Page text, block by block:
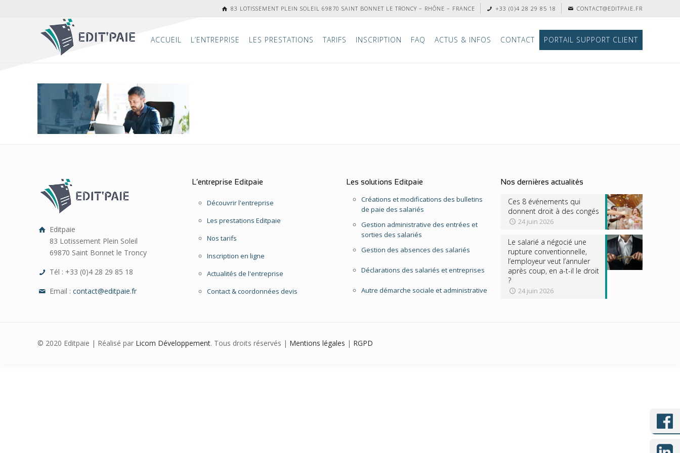
83 LOTISSEMENT PLEIN SOLEIL 69870 SAINT BONNET LE TRONCY – RHÔNE – FRANCE +33 (0)4 28 29 85 18 CONTACT@EDITPAIE.FR
ACCUEIL L’ENTREPRISE LES PRESTATIONS TARIFS INSCRIPTION FAQ ACTUS & INFOS CONTACT PORTAIL SUPPORT CLIENT
Editpaie
83 Lotissement Plein Soleil
69870 Saint Bonnet le Troncy
Tél : +33 (0)4 28 29 85 18
Email : contact@editpaie.fr
L’entreprise Editpaie
Découvrir l'entreprise
Les prestations Editpaie
Nos tarifs
Inscription en ligne
Actualités de l'entreprise
Contact & coordonnées devis
Les solutions Editpaie
Créations et modifications des bulletins
de paie des salariés
Gestion administrative des entrées et
sorties des salariés
Gestion des absences des salariés
Déclarations des salariés et entreprises
Autre démarche sociale et administrative
Nos dernières actualités
Ces 8 événements qui
donnent droit à des congés
24 juin 2026
Le salarié a négocié une
rupture conventionnelle,
l’employeur veut l’annuler
après coup, en a-t-il le droit
?
24 juin 2026
© 2020 Editpaie | Réalisé par Licom Développement. Tous droits réservés | Mentions légales | RGPD